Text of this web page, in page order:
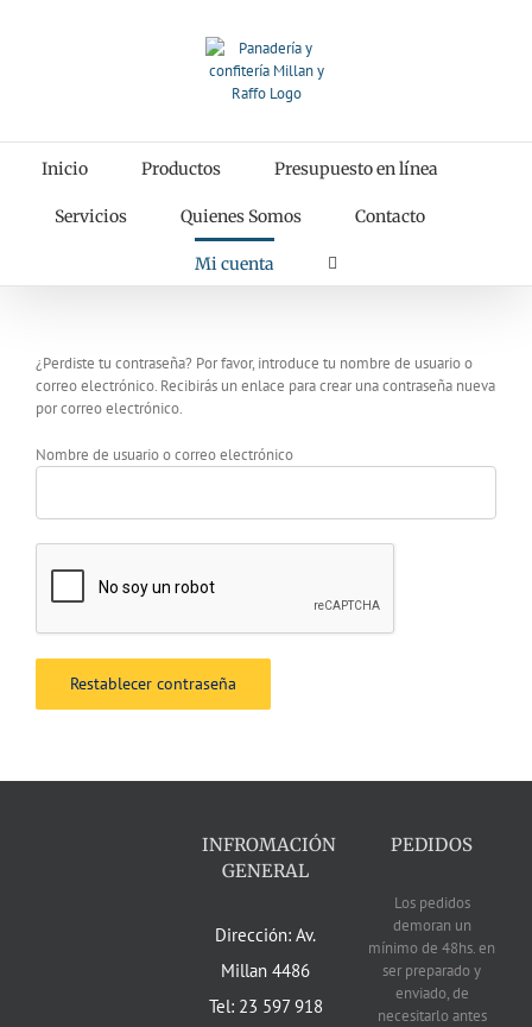
Inicio Productos Presupuesto en línea
Servicios Quienes Somos Contacto
Mi cuenta
¿Perdiste tu contraseña? Por favor, introduce tu nombre de usuario o
correo electrónico. Recibirás un enlace para crear una contraseña nueva
por correo electrónico.
Nombre de usuario o correo electrónico
Restablecer contraseña
INFROMACIÓN
GENERAL
Dirección: Av.
Millan 4486
Tel: 23 597 918
PEDIDOS
Los pedidos
demoran un
mínimo de 48hs. en
ser preparado y
enviado, de
necesitarlo antes